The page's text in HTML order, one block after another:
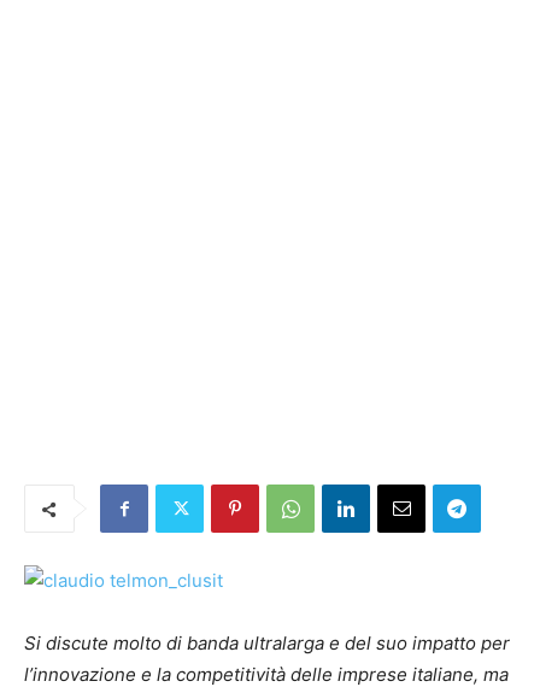
Si discute molto di banda ultralarga e del suo impatto per
l’innovazione e la competitività delle imprese italiane, ma